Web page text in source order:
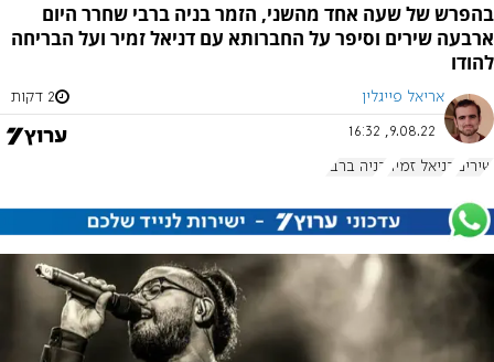
בהפרש של שעה אחד מהשני, הזמר בניה ברבי שחרר היום
ארבעה שירים וסיפר על החברותא עם דניאל זמיר ועל הבריחה
להודו
אריאל פייגלין 2 דקות
9.08.22, 16:32
שירים דניאל זמיר בניה ברבי